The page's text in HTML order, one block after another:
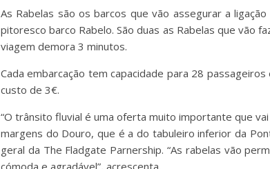
As Rabelas são os barcos que vão assegurar a
pitoresco barco Rabelo. São duas as Rabelas que vão
viagem demora 3 minutos.
Cada embarcação tem capacidade para 28
custo de 3€.
“O trânsito fluvial é uma oferta muito importante que
margens do Douro, que é a do tabuleiro inferior da
geral da The Fladgate Parnership. “As rabelas vão
cómoda e agradável”, acrescenta.